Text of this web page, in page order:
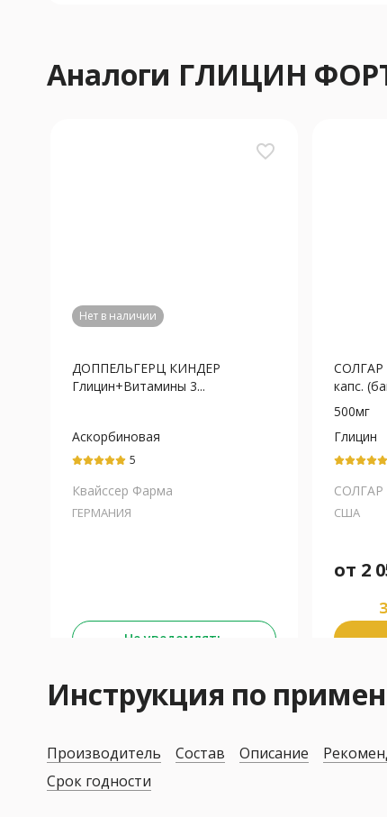
Аналоги ГЛИЦИН
favorite_border
Нет в наличии
ДОППЕЛЬГЕРЦ КИНДЕР
Глицин+Витамины 3...
Аскорбиновая
кислота+Глицин+Пиридоксин
(В1)
5
Квайссер Фарма
ГЕРМАНИЯ
Не уведомлять
СОЛГАР
капс.
500мг
Глицин
СОЛГАР
США
от 2
Инструкция по
Производитель Состав Описание
Срок годности